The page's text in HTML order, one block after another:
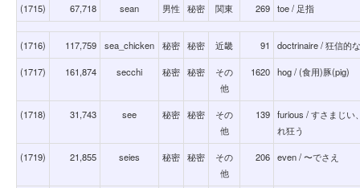
(1715) 67,718 sean 男性 秘密 関東 269 toe / 足指
(1716) 117,759 sea_chicken 秘密 秘密 近畿 91 doctrinaire / 狂信的な
(1717) 161,874 secchi 秘密 秘密
その
他
1620 hog / (食用)豚(pig)
(1718) 31,743 see 秘密 秘密
その
他
139 furious / すさまじい
れ狂う
(1719) 21,855 seies 秘密 秘密
その
他
206 even / 〜でさえ